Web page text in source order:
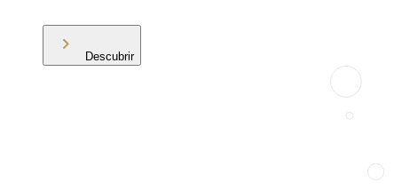
Descubrir